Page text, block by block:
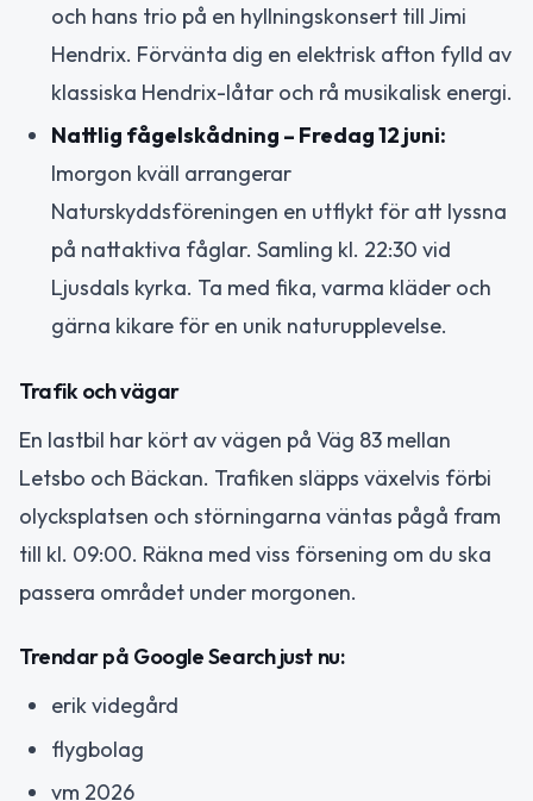
och hans trio på en hyllningskonsert till Jimi
Hendrix. Förvänta dig en elektrisk afton fylld av
klassiska Hendrix-låtar och rå musikalisk energi.
Nattlig fågelskådning – Fredag 12 juni:
Imorgon kväll arrangerar
Naturskyddsföreningen en utflykt för att lyssna
på nattaktiva fåglar. Samling kl. 22:30 vid
Ljusdals kyrka. Ta med fika, varma kläder och
gärna kikare för en unik naturupplevelse.
Trafik och vägar
En lastbil har kört av vägen på Väg 83 mellan
Letsbo och Bäckan. Trafiken släpps växelvis förbi
olycksplatsen och störningarna väntas pågå fram
till kl. 09:00. Räkna med viss försening om du ska
passera området under morgonen.
Trendar på Google Search just nu:
erik videgård
flygbolag
vm 2026